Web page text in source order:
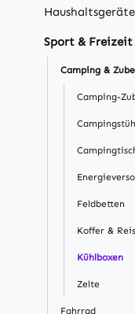
Haushaltsgeräte
Sport & Freizeit
Camping &
Camping-
Feldbetten
Koffer &
Kühlboxen
Zelte
Fahrrad